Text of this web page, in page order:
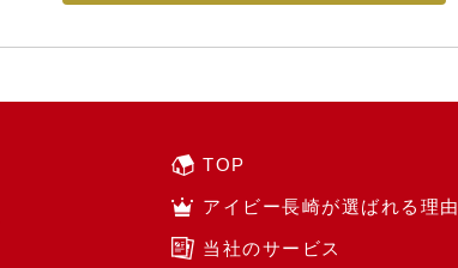
TOP
アイビー長崎が選ばれる理由
当社のサービス